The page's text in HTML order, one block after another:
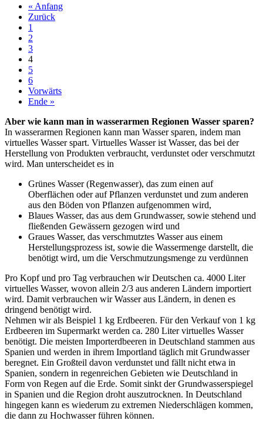
« Anfang
Zurück
1
2
3
4
5
6
Vorwärts
Ende »
Aber wie kann man in wasserarmen Regionen Wasser sparen?
In wasserarmen Regionen kann man Wasser sparen, indem man
virtuelles Wasser spart. Virtuelles Wasser ist Wasser, das bei der
Herstellung von Produkten verbraucht, verdunstet oder verschmutzt
wird. Man unterscheidet es in
Grünes Wasser (Regenwasser), das zum einen auf
Oberflächen oder auf Pflanzen verdunstet und zum anderen
aus den Böden von Pflanzen aufgenommen wird,
Blaues Wasser, das aus dem Grundwasser, sowie stehend und
fließenden Gewässern gezogen wird und
Graues Wasser, das verschmutztes Wasser aus einem
Herstellungsprozess ist, sowie die Wassermenge darstellt, die
benötigt wird, um die Verschmutzungsmenge zu verdünnen
Pro Kopf und pro Tag verbrauchen wir Deutschen ca. 4000 Liter
virtuelles Wasser, wovon allein 2/3 aus anderen Ländern importiert
wird. Damit verbrauchen wir Wasser aus Ländern, in denen es
dringend benötigt wird.
Nehmen wir als Beispiel 1 kg Erdbeeren. Für den Verkauf von 1 kg
Erdbeeren im Supermarkt werden ca. 280 Liter virtuelles Wasser
benötigt. Die meisten Importerdbeeren in Deutschland stammen aus
Spanien und werden in ihrem Importland täglich mit Grundwasser
beregnet. Ein Großteil davon verdunstet und fällt nicht etwa in
Spanien, sondern in regenreichen Gebieten wie Deutschland in
Form von Regen auf die Erde. Somit sinkt der Grundwasserspiegel
in Spanien und die Region droht auszutrocknen. In Deutschland
hingegen kann es wiederum zu extremen Niederschlägen kommen,
die dann zu Hochwasser führen können.